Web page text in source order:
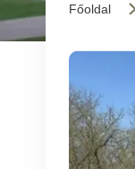
Főoldal